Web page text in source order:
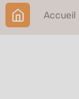
Accueil